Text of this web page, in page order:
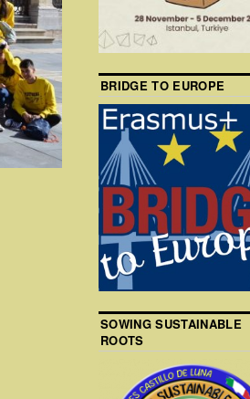
BRIDGE TO EUROPE
SOWING SUSTAINABLE
ROOTS